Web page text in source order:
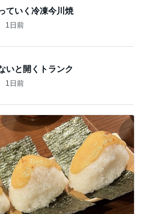
ていく冷凍今川焼
1日前
いと開くトランク
1日前